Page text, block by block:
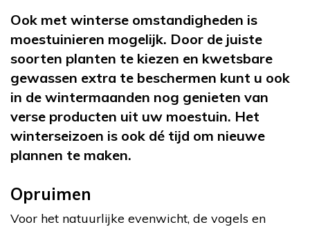
Ook met winterse omstandigheden is
moestuinieren mogelijk. Door de juiste
soorten planten te kiezen en kwetsbare
gewassen extra te beschermen kunt u ook
in de wintermaanden nog genieten van
verse producten uit uw moestuin. Het
winterseizoen is ook dé tijd om nieuwe
plannen te maken.
Opruimen
Voor het natuurlijke evenwicht, de vogels en